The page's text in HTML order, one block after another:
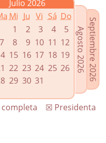
Julio 2026
Mi Ju Vi Sá Do
1
2 3 4
5
7 8 9 10 11 12
15 16 17 18 19
22 23 24 25 26
29 30 31 Septiembre 2026
Agosto 2026
☒ Presidenta